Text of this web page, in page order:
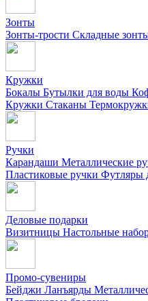
Зонты
Зонты-трости Складные
Кружки
Бокалы Бутылки для воды
Кружки Стаканы
Ручки
Карандаши Металлические
Пластиковые ручки Футляры
Деловые подарки
Визитницы Настольные
Промо-сувениры
Бейджи Ланъярды